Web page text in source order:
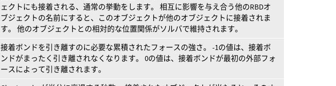
ェクトにも接着される、通常の挙動をします。 相互に影響を与え合う他のRBDオ
ブジェクトの名前にすると、このオブジェクトが他のオブジェクトに接着されま
す。 他のオブジェクトとの相対的な位置関係がソルバで維持されます。
接着ボンドを引き離すのに必要な累積されたフォースの強さ。 -1の値は、接着ボ
ンドがまったく引き離されなくなります。 0の値は、接着ボンドが最初の外部フォ
ースによって引き離されます。